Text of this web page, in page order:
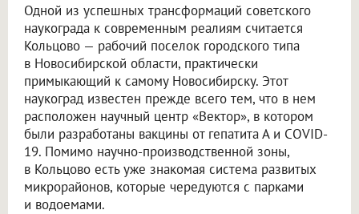
Одной из успешных трансформаций советского
наукограда к современным реалиям считается
Кольцово — рабочий поселок городского типа
в Новосибирской области, практически
примыкающий к самому Новосибирску. Этот
наукоград известен прежде всего тем, что в нем
расположен научный центр «Вектор», в котором
были разработаны вакцины от гепатита А и COVID-
19. Помимо научно-производственной зоны,
в Кольцово есть уже знакомая система развитых
микрорайонов, которые чередуются с парками
и водоемами.